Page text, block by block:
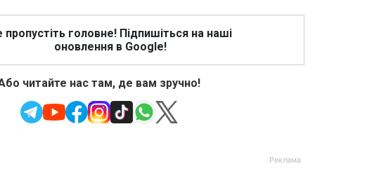
пропустіть головне! Підпишіться на наші
оновлення в Google!
читайте нас там, де вам зручно!